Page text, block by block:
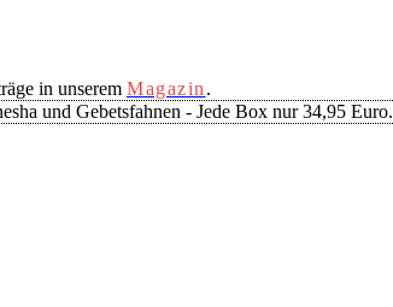
in unserem Magazin .
und Gebetsfahnen - Jede Box nur 34,95 Euro.